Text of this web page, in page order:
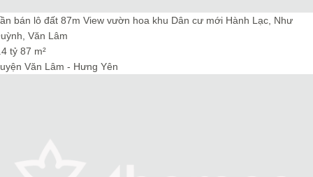
bán lô đất 87m View vườn hoa khu Dân cư mới Hành Lạc, Như
Văn Lâm
tỷ 87 m²
Văn Lâm - Hưng Yên